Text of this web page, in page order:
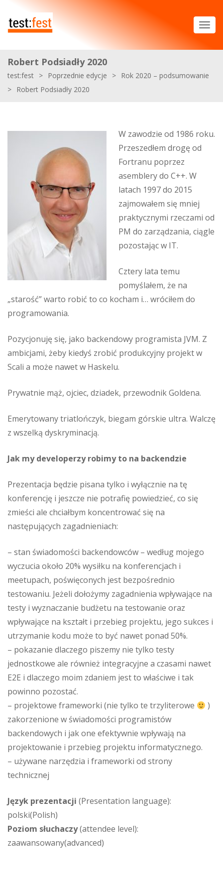
Robert Podsiadły 2020
test:fest > Poprzednie edycje > Rok 2020 – podsumowanie
> Robert Podsiadły 2020
W zawodzie od 1986 roku.
Przeszedłem drogę od
Fortranu poprzez
asemblery do C++. W
latach 1997 do 2015
zajmowałem się mniej
praktycznymi rzeczami od
PM do zarządzania, ciągle
pozostając w IT.
Cztery lata temu
pomyślałem, że na
„starość” warto robić to co kocham i… wróciłem do
programowania.
Pozycjonuję się, jako backendowy programista JVM. Z
ambicjami, żeby kiedyś zrobić produkcyjny projekt w
Scali a może nawet w Haskelu.
Prywatnie mąż, ojciec, dziadek, przewodnik Goldena.
Emerytowany triatlończyk, biegam górskie ultra. Walczę
z wszelką dyskryminacją.
Jak my developerzy robimy to na backendzie
Prezentacja będzie pisana tylko i wyłącznie na tę
konferencję i jeszcze nie potrafię powiedzieć, co się
zmieści ale chciałbym koncentrować się na
następujących zagadnieniach:
– stan świadomości backendowców – według mojego
wyczucia około 20% wysiłku na konferencjach i
meetupach, poświęconych jest bezpośrednio
testowaniu. Jeżeli dołożymy zagadnienia wpływające na
testy i wyznaczanie budżetu na testowanie oraz
wpływające na kształt i przebieg projektu, jego sukces i
utrzymanie kodu może to być nawet ponad 50%.
– pokazanie dlaczego piszemy nie tylko testy
jednostkowe ale również integracyjne a czasami nawet
E2E i dlaczego moim zdaniem jest to właściwe i tak
powinno pozostać.
– projektowe frameworki (nie tylko te trzyliterowe
)
zakorzenione w świadomości programistów
backendowych i jak one efektywnie wpływają na
projektowanie i przebieg projektu informatycznego.
– używane narzędzia i frameworki od strony
technicznej
Język prezentacji (Presentation language):
polski(Polish)
Poziom słuchaczy(attendee level):
zaawansowany(advanced)